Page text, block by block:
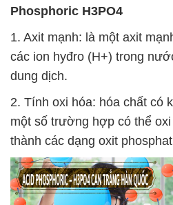
Phosphoric H3PO4
1. Axit mạnh: là một axit
các ion hyđro (H+) trong
dung dịch.
2. Tính oxi hóa: hóa chất có
một số trường hợp có thể
thành các dạng oxit